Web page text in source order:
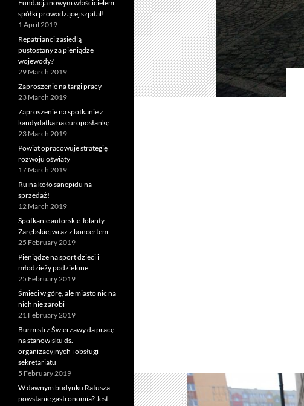
Fundacja nowym właścicielem
spółki prowadzącej szpital!
1 April 2019
Repatrianci zasiedlą
pustostany za pieniądze
wojewody?
29 March 2019
Zaproszenie na targi pracy
23 March 2019
Zaproszenie na spotkanie z
kandydatką na europosłankę
23 March 2019
Powiat opracowuje strategię
rozwoju oświaty
17 March 2019
Ruina koło sanepidu na
sprzedaż!
12 March 2019
Spotkanie autorskie Jolanty
Zarębskiej wraz z koncertem
25 February 2019
Pieniądze na sport dzieci i
młodzieży podzielone
25 February 2019
Śmieci w górę, ale miasto nic na
nich nie zarobi
21 February 2019
Burmistrz Świerzawy da pracę
na stanowisku ds.
organizacyjnych i obsługi
sekretariatu
5 February 2019
W dawnym budynku Ratusza
powstanie gastronomia? Jest